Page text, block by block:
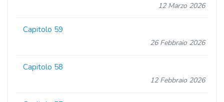
12 Marzo 2026
Capitolo 59
26 Febbraio 2026
Capitolo 58
12 Febbraio 2026